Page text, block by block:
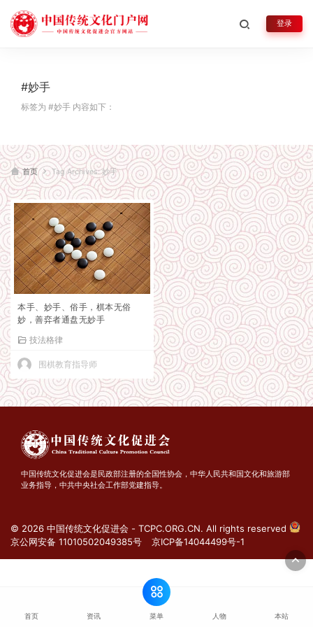
登录
#妙手
标签为 #妙手 内容如下：
首页 Tag Archives: 妙手
本手、妙手、俗手，棋本无俗
妙，善弈者通盘无妙手
技法格律
围棋教育指导师
中国传统文化促进会是民政部注册的全国性协会，中华人民共和国文化和旅游部
业务指导，中共中央社会工作部党建指导。
© 2026 中国传统文化促进会 - TCPC.ORG.CN. All rights reserved
京公网安备 11010502049385号
京ICP备14044499号-1
首页 资讯 菜单 人物 本站